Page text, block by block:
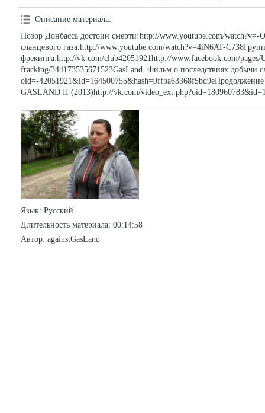
Описание материала:
Позор Донбасса достоин смерти!http://www.youtube.com/watch?v=-
сланцевого газа.http://www.youtube.com/watch?v=4iN6AT-
фрекинга:http://vk.com/club42051921http://www.facebook.com/
fracking/344173535671523GasLand. Фильм о последствиях добычи
oid=-
GASLAND II (2013)http://vk.com/
Язык: Русский
Длительность материала: 00:14:58
Автор: againstGasLand